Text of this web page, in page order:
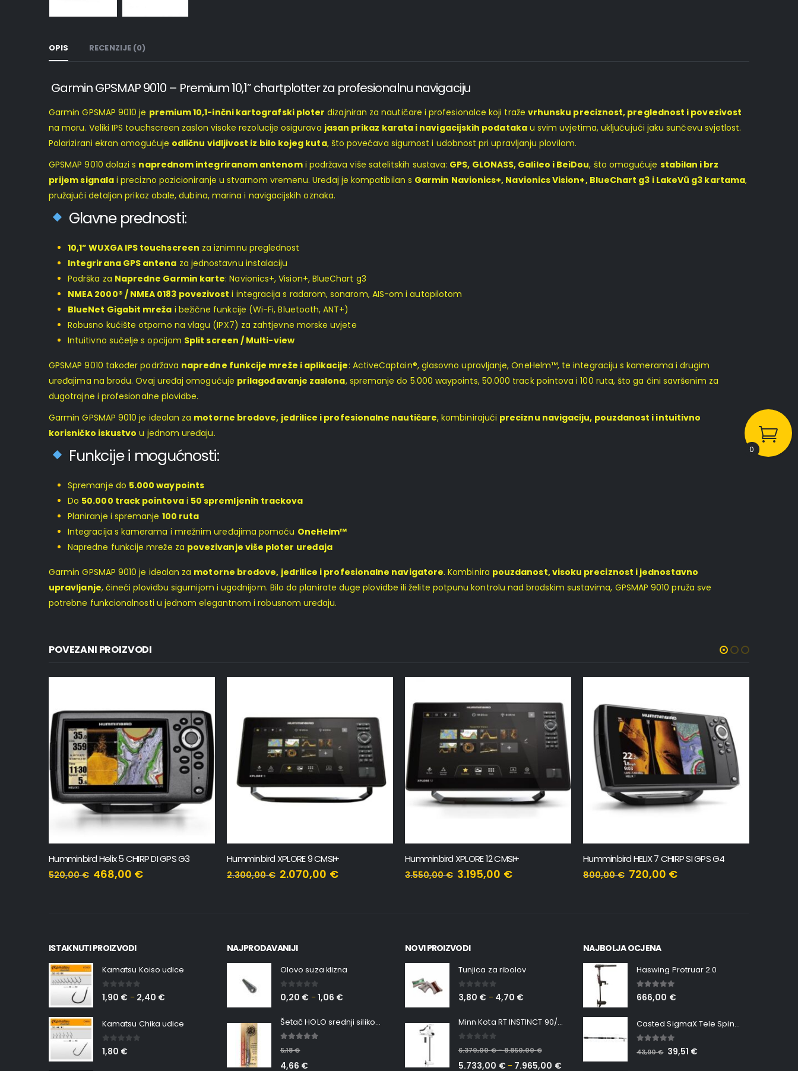
OPIS RECENZIJE (0)
Garmin GPSMAP 9010 – Premium 10,1” chartplotter za profesionalnu navigaciju
Garmin GPSMAP 9010 je premium 10,1-inčni kartografski ploter dizajniran za nautičare i profesionalce koji traže vrhunsku preciznost, preglednost i povezivost
na moru. Veliki IPS touchscreen zaslon visoke rezolucije osigurava jasan prikaz karata i navigacijskih podatakau svim uvjetima, uključujući jaku sunčevu svjetlost.
Polarizirani ekran omogućuje odličnu vidljivost iz bilo kojeg kuta, što povećava sigurnost i udobnost pri upravljanju plovilom.
GPSMAP 9010 dolazi s naprednom integriranom antenomi podržava više satelitskih sustava: GPS, GLONASS, Galileo i BeiDou, što omogućuje stabilan i brz
prijem signalai precizno pozicioniranje u stvarnom vremenu. Uređaj je kompatibilan s Garmin Navionics+, Navionics Vision+, BlueChart g3 i LakeVü g3 kartama,
pružajući detaljan prikaz obale, dubina, marina i navigacijskih oznaka.
Glavne prednosti:
10,1” WUXGA IPS touchscreen za iznimnu preglednost
Integrirana GPS antena za jednostavnu instalaciju
Podrška za Napredne Garmin karte: Navionics+, Vision+, BlueChart g3
NMEA 2000® / NMEA 0183 povezivost i integracija s radarom, sonarom, AIS-om i autopilotom
BlueNet Gigabit mreža i bežične funkcije (Wi-Fi, Bluetooth, ANT+)
Robusno kućište otporno na vlagu (IPX7) za zahtjevne morske uvjete
Intuitivno sučelje s opcijom Split screen / Multi-view
GPSMAP 9010 također podržava napredne funkcije mreže i aplikacije: ActiveCaptain®, glasovno upravljanje, OneHelm™, te integraciju s kamerama i drugim
uređajima na brodu. Ovaj uređaj omogućuje prilagođavanje zaslona, spremanje do 5.000 waypoints, 50.000 track pointova i 100 ruta, što ga čini savršenim za
dugotrajne i profesionalne plovidbe.
Garmin GPSMAP 9010 je idealan za motorne brodove, jedrilice i profesionalne nautičare, kombinirajući preciznu navigaciju, pouzdanost i intuitivno
korisničko iskustvo u jednom uređaju.
Funkcije i mogućnosti:
Spremanje do 5.000 waypoints
Do 50.000 track pointovai 50 spremljenih trackova
Planiranje i spremanje 100 ruta
Integracija s kamerama i mrežnim uređajima pomoću OneHelm™
Napredne funkcije mreže za povezivanje više ploter uređaja
Garmin GPSMAP 9010 je idealan za motorne brodove, jedrilice i profesionalne navigatore. Kombinira pouzdanost, visoku preciznost i jednostavno
upravljanje, čineći plovidbu sigurnijom i ugodnijom. Bilo da planirate duge plovidbe ili želite potpunu kontrolu nad brodskim sustavima, GPSMAP 9010 pruža sve
potrebne funkcionalnosti u jednom elegantnom i robusnom uređaju.
POVEZANI PROIZVODI
Humminbird XPLORE 9 CMSI+
2.300,00 € 2.070,00
Humminbird XPLORE 12 CMSI+
3.550,00€ 3.195,00€
Humminbird HELIX 7 CHIRP SI GPS G4
800,00€ 720,00€
Humminbird HELIX 5 CHIRP GPS G3
470,00€ 423,00 €
ISTAKNUTI PROIZVODI
Kamatsu Koiso udice
0 out of 5
1,90 € – 2,40 €
Kamatsu Chika udice
0 out of 5
1,80 €
NAJPRODAVANIJI
Olovo suza klizna
0 out of 5
0,20 € –1,06 €
Šetač HOLO srednji silikonska Ribica Belgrade Walker
5,18€
4,66 €
NOVI PROIZVODI
Tunjica za ribolov
0 out of 5
3,80 € – 4,70 €
Minn Kota RT INSTINCT 90/115 WR QUEST
6.370,00€–8.850,00€
5.733,00 €– 7.965,00 €
NAJBOLJA OCJENA
Haswing Protruar 2.0
5.00 out of 5
666,00 €
Casted SigmaX Tele Spin, 300cm, 40-80gr
out of 5
43,90€ 39,51 €
0